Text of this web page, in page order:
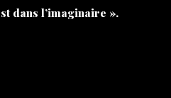
dans l’imaginaire ».